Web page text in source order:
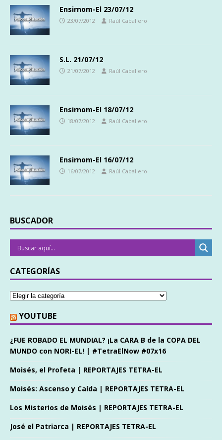
Ensirnom-El 23/07/12
23/07/2012 Raúl Caballero
S.L. 21/07/12
21/07/2012 Raúl Caballero
Ensirnom-El 18/07/12
18/07/2012 Raúl Caballero
Ensirnom-El 16/07/12
16/07/2012 Raúl Caballero
BUSCADOR
CATEGORÍAS
YOUTUBE
¿FUE ROBADO EL MUNDIAL? ¡La CARA B de la COPA DEL
MUNDO con NORI-EL! | #TetraElNow #07x16
Moisés, el Profeta | REPORTAJES TETRA-EL
Moisés: Ascenso y Caída | REPORTAJES TETRA-EL
Los Misterios de Moisés | REPORTAJES TETRA-EL
José el Patriarca | REPORTAJES TETRA-EL